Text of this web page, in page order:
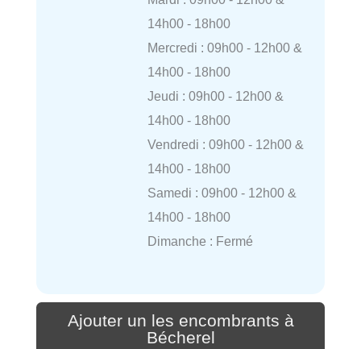
14h00 - 18h00
Mercredi : 09h00 - 12h00 &
14h00 - 18h00
Jeudi : 09h00 - 12h00 &
14h00 - 18h00
Vendredi : 09h00 - 12h00 &
14h00 - 18h00
Samedi : 09h00 - 12h00 &
14h00 - 18h00
Dimanche : Fermé
Ajouter un les encombrants à
Bécherel